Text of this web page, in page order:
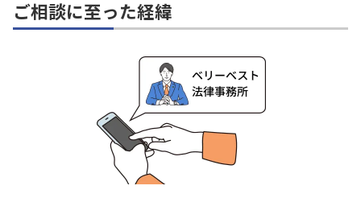
ご相談に至った経緯